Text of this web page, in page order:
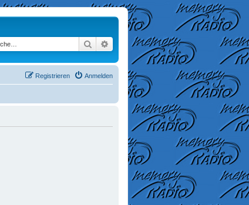
Suche Erweiterte Suche
Anmelden
Registrieren